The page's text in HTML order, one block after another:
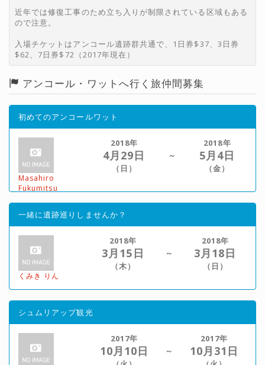
近年では修復工事のため立ち入りが制限されている区域もある
ので注意。
入場チケットはアンコール遺跡群共通で、1日券$37、3日券
$62、7日券$72（2017年現在）
アンコール・ワットへ行く旅仲間募集
初めてのアンコールワット
Masahiro
Fukumitsu
2018年
4月29日
（日）
～
2018年
5月4日
（金）
一緒に遺跡巡りしませんか？
くみき りん
2018年
3月15日
（木）
～
2018年
3月18日
（日）
シュムリアップ観光
2017年
10月10日 ～
2017年
10月31日